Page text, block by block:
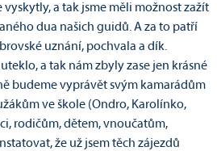
vyskytly, a tak jsme měli možnost zažít
dua našich guidů. A za to patří
uznání, pochvala a dík.
a tak nám zbyly zase jen krásné
budeme vyprávět svým kamarádům
ve škole (Ondro, Karolínko,
rodičům, dětem, vnoučatům,
že už jsem těch zájezdů